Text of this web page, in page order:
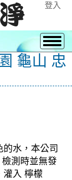
登入
龜山 忠
水，本公司
測時並無發
灌入 檸檬